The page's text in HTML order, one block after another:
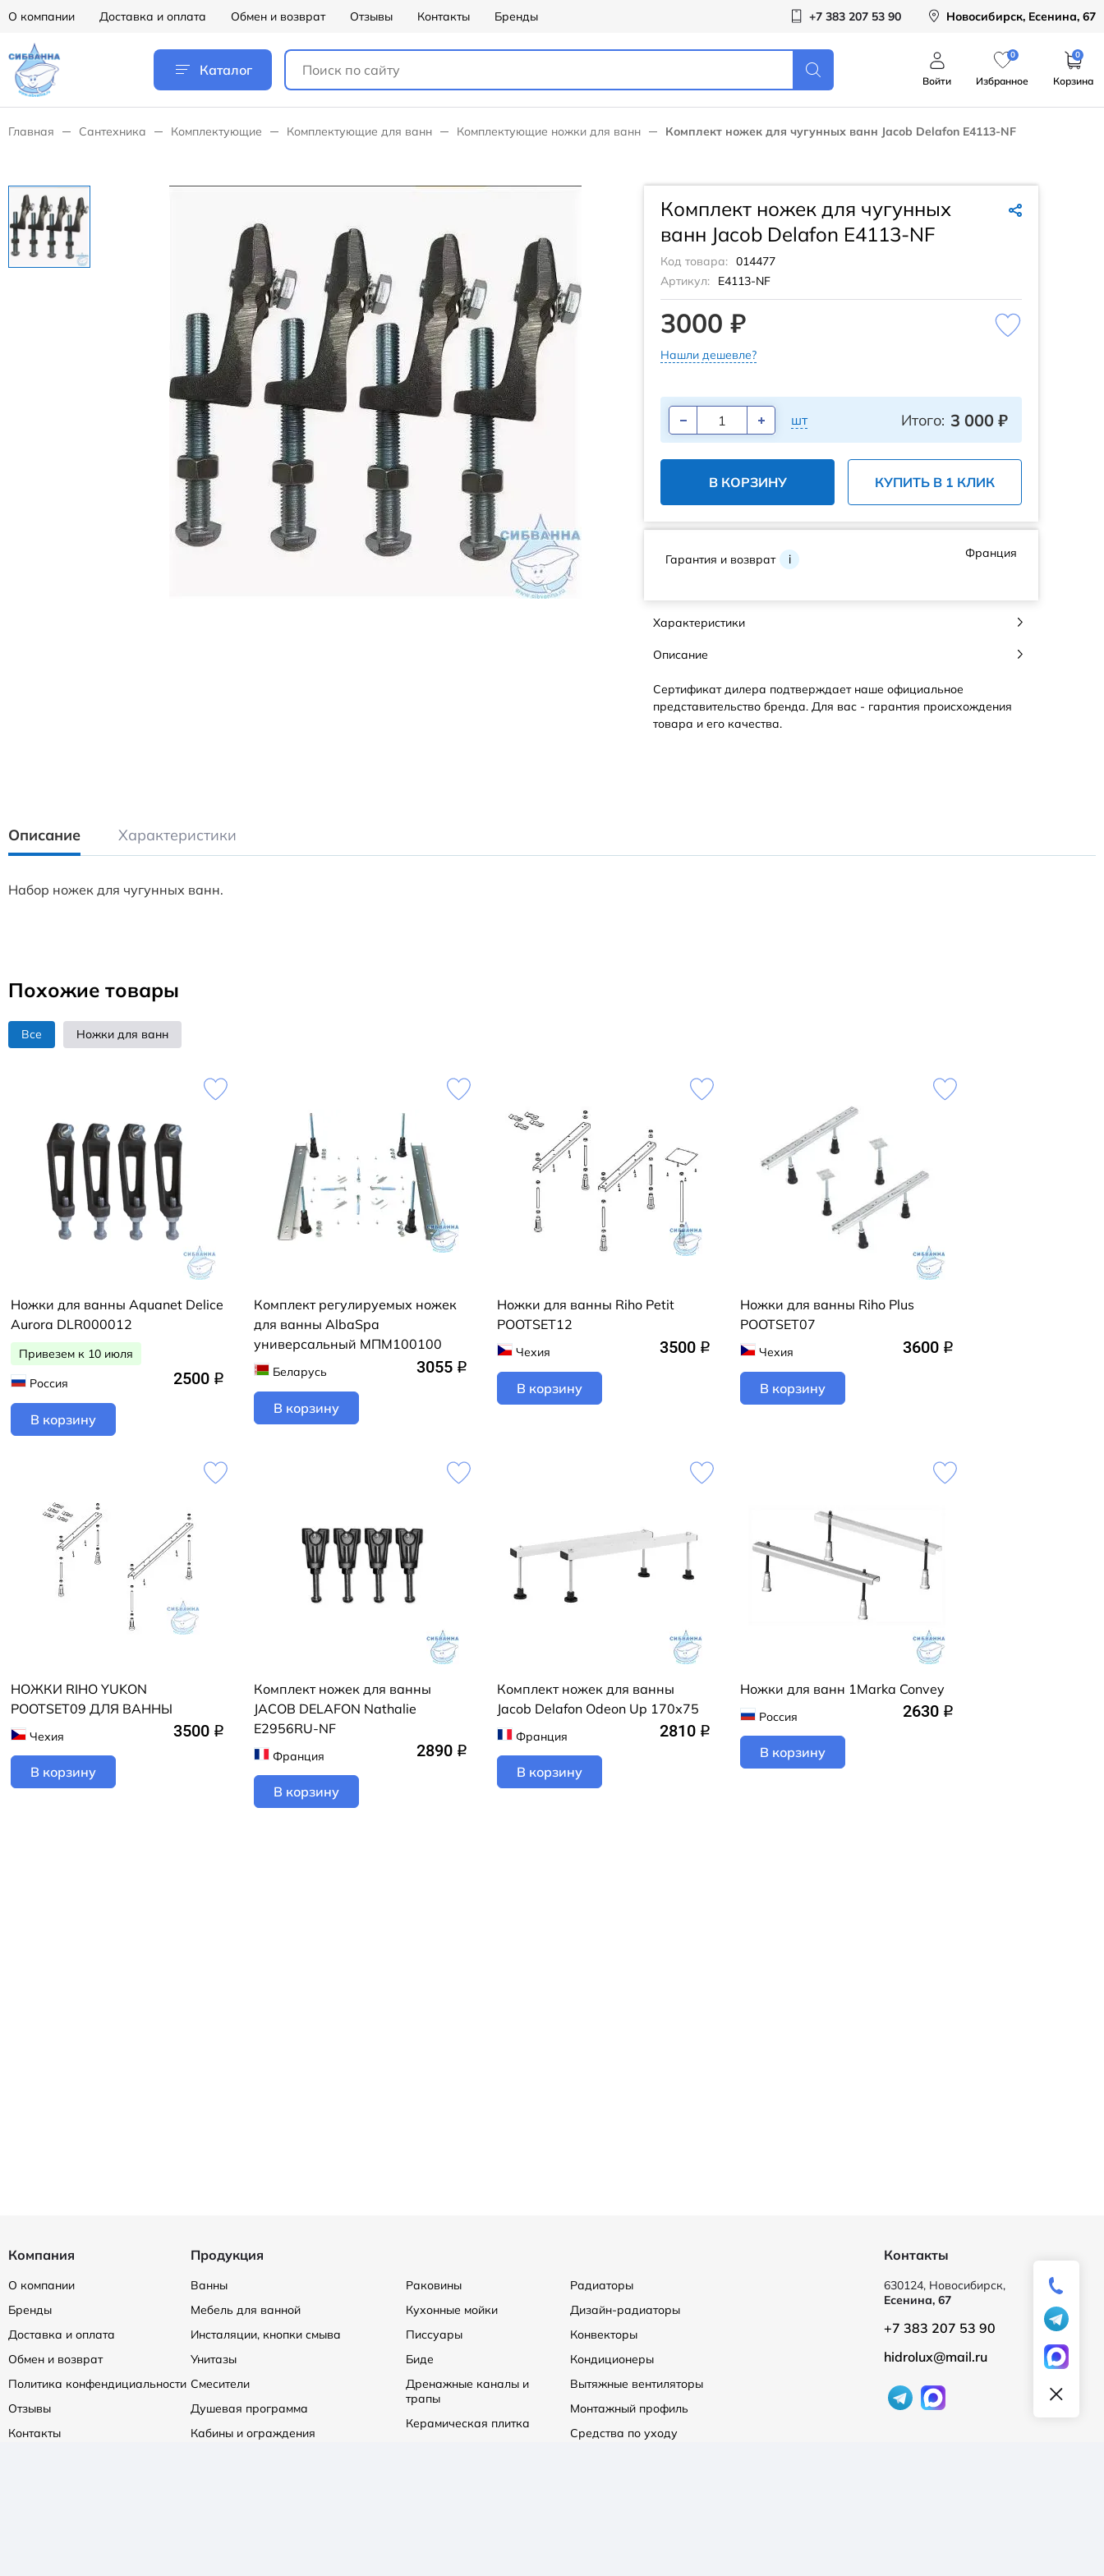
О компании Доставка и оплата Обмен и возврат Отзывы Контакты Бренды +7 383 207 53 90 Новосибирск, Есенина, 67
Каталог
Войти
0
Избранное
0
Корзина
Главная Сантехника Комплектующие Комплектующие для ванн Комплектующие ножки для ванн Комплект ножек для чугунных ванн Jacob Delafon E4113-NF
Комплект ножек для чугунных
ванн Jacob Delafon E4113-NF
Код товара: 014477
Артикул:
E4113-NF
3000 ₽
Нашли дешевле?
шт Итого: 3 000 ₽
В КОРЗИНУ КУПИТЬ В 1 КЛИК
Гарантия и возврат i Франция
Характеристики
Описание
Сертификат дилера подтверждает наше официальное
представительство бренда. Для вас - гарантия происхождения
товара и его качества.
Описание Характеристики
Набор ножек для чугунных ванн.
Похожие товары
Все Ножки для ванн
Ножки для ванны Aquanet Delice
Aurora DLR000012
Привезем к 10 июля
Россия
2500 q
В корзину
Комплект регулируемых ножек
для ванны AlbaSpa
универсальный МПМ100100
Беларусь 3055 q
В корзину
Ножки для ванны Riho Petit
POOTSET12
Чехия 3500 q
В корзину
Ножки для ванны Riho Plus
POOTSET07
Чехия 3600 q
В корзину
НОЖКИ RIHO YUKON
POOTSET09 ДЛЯ ВАННЫ
Чехия 3500 q
В корзину
Комплект ножек для ванны
JACOB DELAFON Nathalie
E2956RU-NF
Франция 2890 q
В корзину
Комплект ножек для ванны
Jacob Delafon Odeon Up 170х75
Франция 2810 q
В корзину
Ножки для ванн 1Marka Convey
Россия 2630 q
В корзину
Компания
О компании
Бренды
Доставка и оплата
Обмен и возврат
Политика конфендициальности
Отзывы
Контакты
Продукция
Ванны
Мебель для ванной
Инсталяции, кнопки смыва
Унитазы
Смесители
Душевая программа
Кабины и ограждения
Раковины
Кухонные мойки
Писсуары
Биде
Дренажные каналы и
трапы
Керамическая плитка
Радиаторы
Дизайн-радиаторы
Конвекторы
Кондиционеры
Вытяжные вентиляторы
Монтажный профиль
Средства по уходу
Контакты
630124, Новосибирск,
Есенина, 67
+7 383 207 53 90
hidrolux@mail.ru